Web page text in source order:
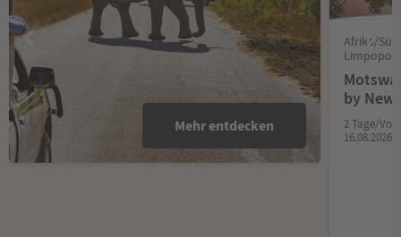
Mehr entdecken
Afrika/
Limpopo)
by
2 Tage/
16.08.2026